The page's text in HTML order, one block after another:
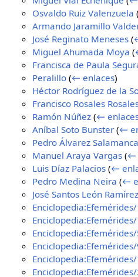
Osvaldo Ruiz Valenzuela (
Armando Jaramillo
José Reginato Meneses (
Miguel Ahumada Moya (
Francisca de Paula
Peralillo (← enlaces)
Héctor Rodríguez de la
Francisco Rosales
Ramón Núñez (←
Aníbal Soto Bunster (←
Pedro Álvarez Salamanca
Manuel Araya Vargas (←
Luis Díaz Palacios (←
Pedro Medina Neira (←
José Santos León Ramírez